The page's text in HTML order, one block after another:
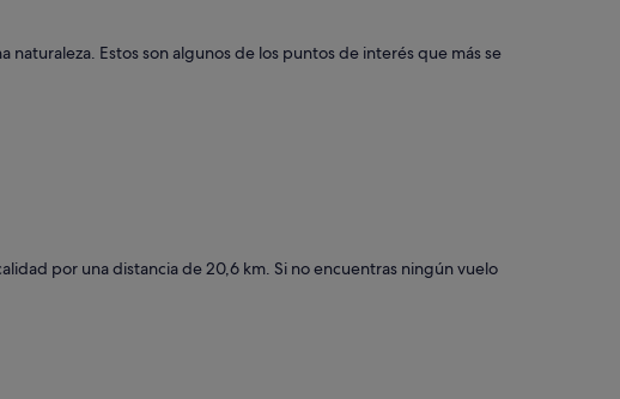
Estos son algunos de los puntos de interés que más se
por una distancia de 20,6 km. Si no encuentras ningún vuelo